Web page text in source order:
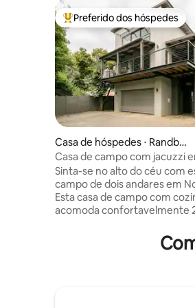
Entre os melhores preferidos
Preferido dos hóspedes
Casa de hóspedes ⋅ Randbur
g
Casa de campo com jacuzzi
Northcliff
Sinta-se no alto do céu com
campo de dois andares em
Esta casa de campo com
acomoda confortavelmente
Desfrute de acesso gratuito
fibra sem limite, Netflix,